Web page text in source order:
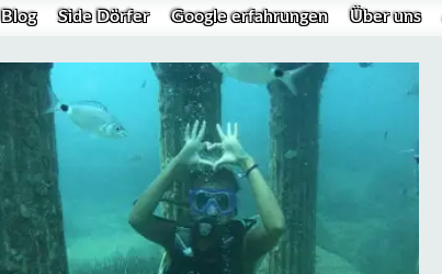
Blog Side Dörfer Google erfahrungen Über uns